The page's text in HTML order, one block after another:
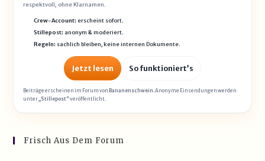
respektvoll, ohne Klarnamen.
Crew-Account:erscheint sofort.
Stillepost: anonym & moderiert.
Regeln: sachlich bleiben, keine internen Dokumente.
Jetzt lesen So funktioniert’s
Beiträge erscheinen im Forum von Bananenschwein . Anonyme Einsendungen werden
unter „Stillepost“veröffentlicht.
Frisch Aus Dem Forum